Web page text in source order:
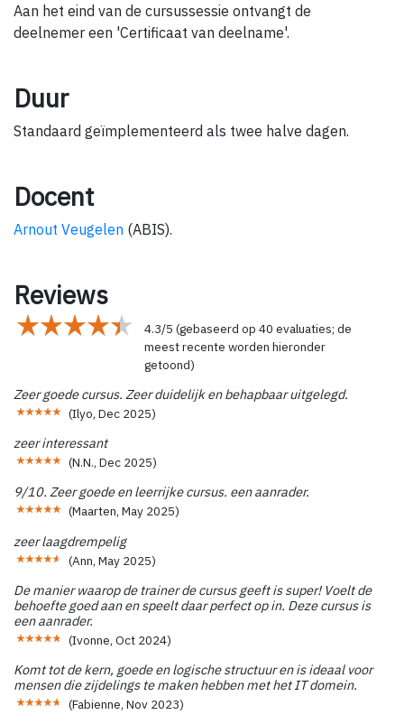
Aan het eind van de cursussessie ontvangt de
deelnemer een 'Certificaat van deelname'.
Duur
Standaard geïmplementeerd als twee halve dagen.
Docent
Arnout Veugelen (ABIS).
Reviews
4.3/5 (gebaseerd op 40 evaluaties; de
meest recente worden hieronder
getoond)
Zeer goede cursus. Zeer duidelijk en behapbaar uitgelegd.
(Ilyo, Dec 2025)
zeer interessant
(N.N., Dec 2025)
9/10. Zeer goede en leerrijke cursus. een aanrader.
(Maarten, May 2025)
zeer laagdrempelig
(Ann, May 2025)
De manier waarop de trainer de cursus geeft is super! Voelt de
behoefte goed aan en speelt daar perfect op in. Deze cursus is
een aanrader.
(Ivonne, Oct 2024)
Komt tot de kern, goede en logische structuur en is ideaal voor
mensen die zijdelings te maken hebben met het IT domein.
(Fabienne, Nov 2023)